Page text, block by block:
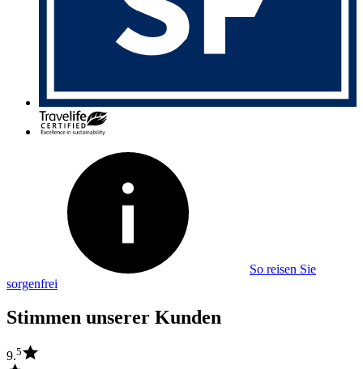
So reisen Sie
sorgenfrei
Stimmen unserer Kunden
9.5